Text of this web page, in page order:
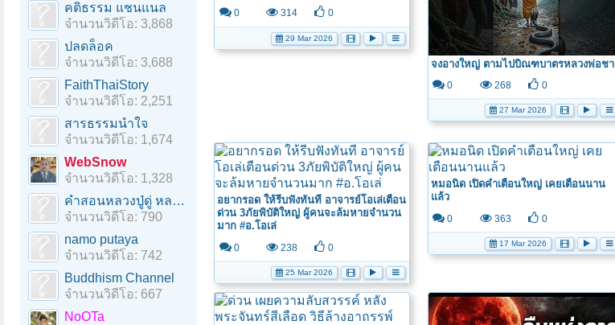
0 314 0
29 Mar 2026
จงอางใหญ่ ตามไปบิณฑบาตรหลวงพ่อชา
0 268 0
27 Mar 2026
อยากรอด ให้รีบฟังทันที อาจารย์โอเล่เตือน
ด่วน 3ภัยพิบัติใหญ่ ผู้คนจะล้มหายจำนวน
มาก #อ.โอเล่
0 238 0
25 Mar 2026
หมอนิด เปิดคำเตือนใหญ่ เคยเตือนนาน
แล้ว
0 363 0
17 Mar 2026
คติธรรม แชนแนล
จำนวนวิดีโอ: 3,868
ปลดล็อค
จำนวนวิดีโอ: 3,688
FaithThaiStory
จำนวนวิดีโอ: 2,251
สารธรรมนำใจ
จำนวนวิดีโอ: 1,674
WebSnow
จำนวนวิดีโอ: 1,328
คำสอนหลวงปู่ดู่ หลวงตาม้า
จำนวนวิดีโอ: 790
namo putaya
จำนวนวิดีโอ: 742
Buddhism Channel
จำนวนวิดีโอ: 667
NoOTa